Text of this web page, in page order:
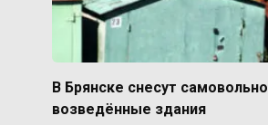
В Брянске снесут самовольно
возведённые здания